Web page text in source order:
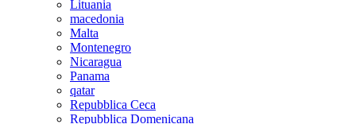
Lituania
macedonia
Malta
Montenegro
Nicaragua
Panama
qatar
Repubblica Ceca
Repubblica Domenicana